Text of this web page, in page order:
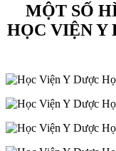
MỘT SỐ
HỌC VIỆN Y